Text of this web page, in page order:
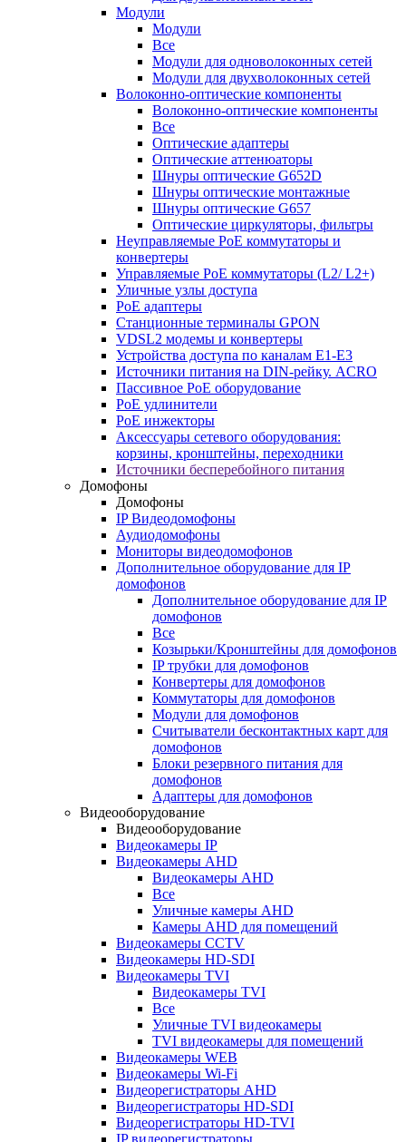
Модули
Модули
Все
Модули для одноволоконных сетей
Модули для двухволоконных сетей
Волоконно-оптические компоненты
Волоконно-оптические компоненты
Все
Оптические адаптеры
Оптические аттенюаторы
Шнуры оптические G652D
Шнуры оптические монтажные
Шнуры оптические G657
Оптические циркуляторы, фильтры
Неуправляемые PoE коммутаторы и
конвертеры
Управляемые PoE коммутаторы (L2/ L2+)
Уличные узлы доступа
PoE адаптеры
Станционные терминалы GPON
VDSL2 модемы и конвертеры
Устройства доступа по каналам E1-E3
Источники питания на DIN-рейку. ACRO
Пассивное PoE оборудование
PoE удлинители
PoE инжекторы
Аксессуары сетевого оборудования:
корзины, кронштейны, переходники
Источники бесперебойного питания
Домофоны
Домофоны
IP Видеодомофоны
Аудиодомофоны
Мониторы видеодомофонов
Дополнительное оборудование для IP
домофонов
Дополнительное оборудование для IP
домофонов
Все
Козырьки/Кронштейны для домофонов
IP трубки для домофонов
Конвертеры для домофонов
Коммутаторы для домофонов
Модули для домофонов
Считыватели бесконтактных карт для
домофонов
Блоки резервного питания для
домофонов
Адаптеры для домофонов
Видеооборудование
Видеооборудование
Видеокамеры IP
Видеокамеры AHD
Видеокамеры AHD
Все
Уличные камеры AHD
Камеры AHD для помещений
Видеокамеры CCTV
Видеокамеры HD-SDI
Видеокамеры TVI
Видеокамеры TVI
Все
Уличные TVI видеокамеры
TVI видеокамеры для помещений
Видеокамеры WEB
Видеокамеры Wi-Fi
Видеорегистраторы AHD
Видеорегистраторы HD-SDI
Видеорегистраторы HD-TVI
IP видеорегистраторы